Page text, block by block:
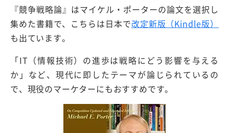
『競争戦略論』はマイケル・ポーターの論文を選択し
集めた書籍で、こちらは日本で改定新版（Kindle版）
も出ています。
「IT（情報技術）の進歩は戦略にどう影響を与える
か」など、現代に即したテーマが論じられているの
で、現役のマーケターにもおすすめです。